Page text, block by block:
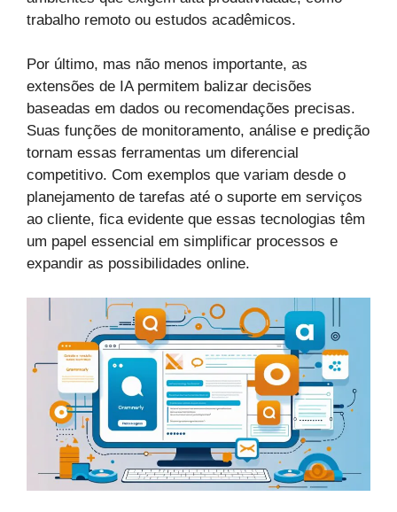
trabalho remoto ou estudos acadêmicos.
Por último, mas não menos importante, as
extensões de IA permitem balizar decisões
baseadas em dados ou recomendações precisas.
Suas funções de monitoramento, análise e predição
tornam essas ferramentas um diferencial
competitivo. Com exemplos que variam desde o
planejamento de tarefas até o suporte em serviços
ao cliente, fica evidente que essas tecnologias têm
um papel essencial em simplificar processos e
expandir as possibilidades online.